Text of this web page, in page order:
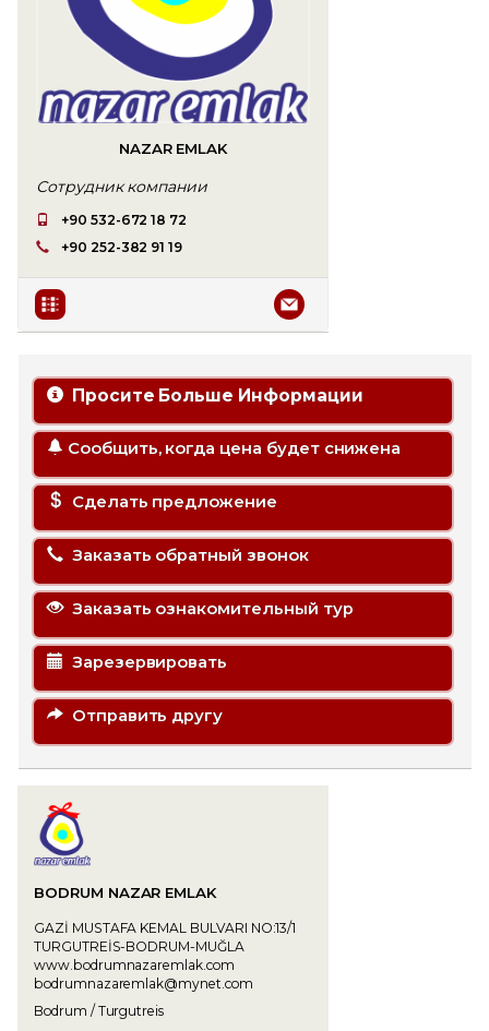
NAZAR EMLAK
Сотрудник компании
+90 532-672 18 72
+90 252-382 91 19
Просите Больше Информации
Сообщить, когда цена будет снижена
Сделать предложение
Заказать обратный звонок
Заказать ознакомительный тур
Зарезервировать
Отправить другу
BODRUM NAZAR EMLAK
GAZİ MUSTAFA KEMAL BULVARI NO:13/1
TURGUTREİS-BODRUM-MUĞLA
www.bodrumnazaremlak.com
bodrumnazaremlak@mynet.com
Bodrum / Turgutreis